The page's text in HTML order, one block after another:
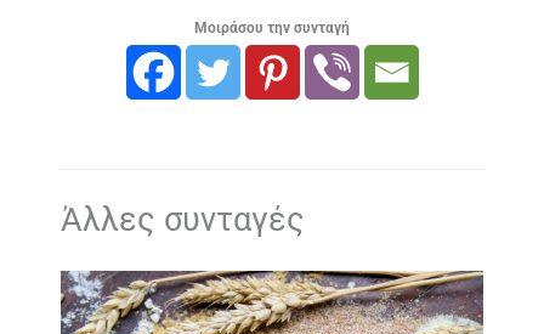
Μοιράσου την συνταγή
Άλλες συνταγές